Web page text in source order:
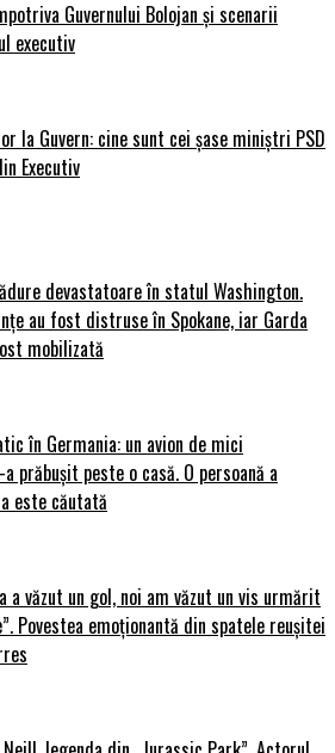
Guvernului Bolojan și scenarii
executiv
la Guvern: cine sunt cei șase miniștri PSD
Executiv
devastatoare în statul Washington.
au fost distruse în Spokane, iar Garda
mobilizată
în Germania: un avion de mici
prăbușit peste o casă. O persoană a
este căutată
a văzut un gol, noi am văzut un vis urmărit
Povestea emoționantă din spatele reușitei